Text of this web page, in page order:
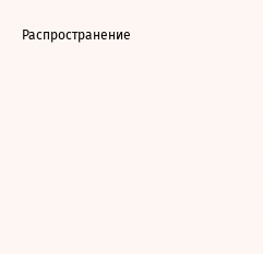
Распространение